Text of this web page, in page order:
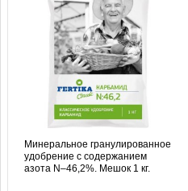
Минеральное гранулированное
удобрение с содержанием
азота N–46,2%. Мешок 1 кг.